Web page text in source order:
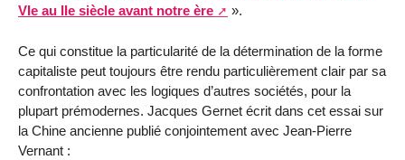
VIe au IIe siècle avant notre ère
».
Ce qui constitue la particularité de la détermination de la forme
capitaliste peut toujours être rendu particulièrement clair par sa
confrontation avec les logiques d’autres sociétés, pour la
plupart prémodernes. Jacques Gernet écrit dans cet essai sur
la Chine ancienne publié conjointement avec Jean-Pierre
Vernant :